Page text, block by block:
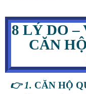
8 LÝ DO –
CĂN
👉 1. CĂN HỘ